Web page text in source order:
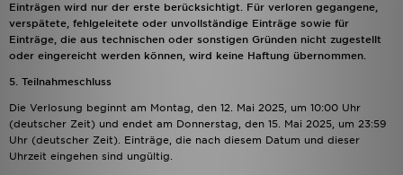
Einträgen wird nur der erste berücksichtigt. Für verloren gegangene,
verspätete, fehlgeleitete oder unvollständige Einträge sowie für
Einträge, die aus technischen oder sonstigen Gründen nicht zugestellt
oder eingereicht werden können, wird keine Haftung übernommen.
5. Teilnahmeschluss
Die Verlosung beginnt am Montag, den 12. Mai 2025, um 10:00 Uhr
(deutscher Zeit) und endet am Donnerstag, den 15. Mai 2025, um 23:59
Uhr (deutscher Zeit). Einträge, die nach diesem Datum und dieser
Uhrzeit eingehen sind ungültig.